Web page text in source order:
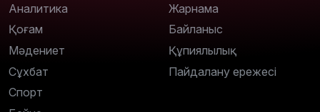
Аналитика
Қоғам
Мәдениет
Сұхбат
Спорт
Жарнама
Байланыс
Құпиялылық
Пайдалану ережесі